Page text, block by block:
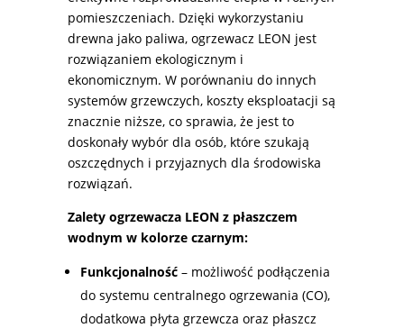
pomieszczeniach. Dzięki wykorzystaniu
drewna jako paliwa, ogrzewacz LEON jest
rozwiązaniem ekologicznym i
ekonomicznym. W porównaniu do innych
systemów grzewczych, koszty eksploatacji są
znacznie niższe, co sprawia, że jest to
doskonały wybór dla osób, które szukają
oszczędnych i przyjaznych dla środowiska
rozwiązań.
Zalety ogrzewacza LEON z płaszczem
wodnym w kolorze czarnym:
Funkcjonalność– możliwość podłączenia
do systemu centralnego ogrzewania (CO),
dodatkowa płyta grzewcza oraz płaszcz